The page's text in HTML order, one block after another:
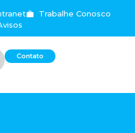
Trabalhe Conosco
Contato